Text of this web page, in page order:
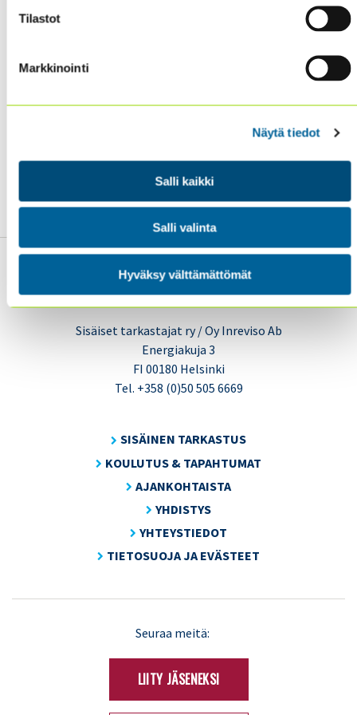
Tilastot
Markkinointi
Näytä tiedot
Salli kaikki
Salli valinta
Hyväksy välttämättömät
➡️ Lue koko ”Kymmenen vuotta yhteistyötä
Julkissektori
🔖Löytyykö kiinnostusta julkishallintoa kohtaan?
10.3.2026!
lisätietoa jäsenyydestä,
Sisäiset tarkastajat ry / Oy Inreviso Ab
Energiakuja 3
FI 00180 Helsinki
Tel. +358 (0)50 505 6669
SISÄINEN TARKASTUS
KOULUTUS & TAPAHTUMAT
AJANKOHTAISTA
YHDISTYS
YHTEYSTIEDOT
TIETOSUOJA JA EVÄSTEET
Seuraa meitä:
LIITY JÄSENEKSI